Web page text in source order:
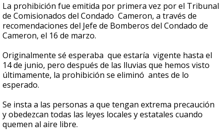
La prohibición fue emitida por primera vez por el Tribunal
de Comisionados del Condado Cameron, a través de
recomendaciones del Jefe de Bomberos del Condado de
Cameron, el 16 de marzo.
Originalmente sé esperaba que estaría vigente hasta el
14 de junio, pero después de las lluvias que hemos visto
últimamente, la prohibición se eliminó antes de lo
esperado.
Se insta a las personas a que tengan extrema precaución
y obedezcan todas las leyes locales y estatales cuando
quemen al aire libre.